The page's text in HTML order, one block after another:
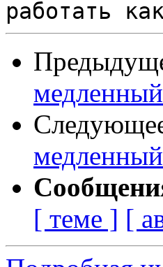
медленный
медленный
[ теме ] [